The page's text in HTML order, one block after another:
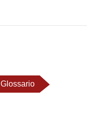
Glossario